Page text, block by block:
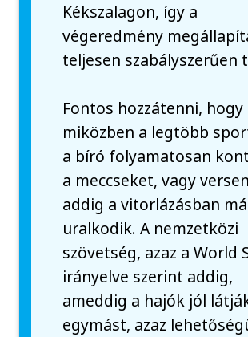
Kékszalagon, így a
végeredmény
teljesen szabályszerűen
Fontos hozzátenni, hogy
miközben a legtöbb
a bíró folyamatosan
a meccseket, vagy
addig a vitorlázásban
uralkodik. A nemzetközi
szövetség, azaz a World
irányelve szerint addig,
ameddig a hajók jól
egymást, azaz